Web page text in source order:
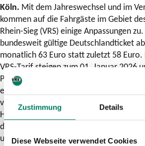
Zustimmung Details
Diese Webseite verwendet Cookies
Köln. Mit dem Jahreswechsel und im
kommen auf die Fahrgäste im Gebiet
Rhein-Sieg (VRS) einige Anpassungen
bundesweit gültige Deutschlandticket
monatlich 63 Euro statt zuletzt 58
VRS-Tarif steigen zum 01. Januar 2026
Prozent. Das hat die
entsprechender Empfehlung des Beirats
verkehrenden Unternehmen final
Hintergrund steigender Preise für
die Anpassung notwendig, um die hohen
und die Liquidität der